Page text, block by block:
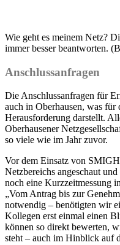
Wie geht es meinem Netz?
immer besser beantworten.
Anschlussanfragen
Die Anschlussanfragen für
auch in Oberhausen, was
Herausforderung darstellt.
Oberhausener
so viele wie im Jahr zuvor.
Vor dem Einsatz von
Netzbereichs angeschaut
noch eine Kurzzeitmessung
„Vom Antrag bis zur
notwendig – benötigten wir
Kollegen erst einmal einen
können so direkt bewerten,
steht – auch im Hinblick auf